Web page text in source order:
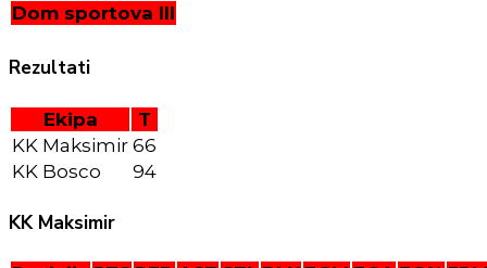
Dom sportova III
Rezultati
Ekipa
T
KK Maksimir 66
KK Bosco
94
KK Maksimir